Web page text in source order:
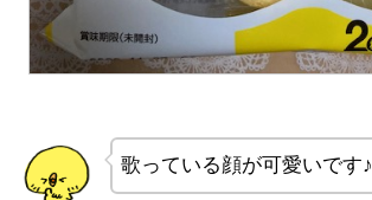
歌っている顔が可愛いです♪